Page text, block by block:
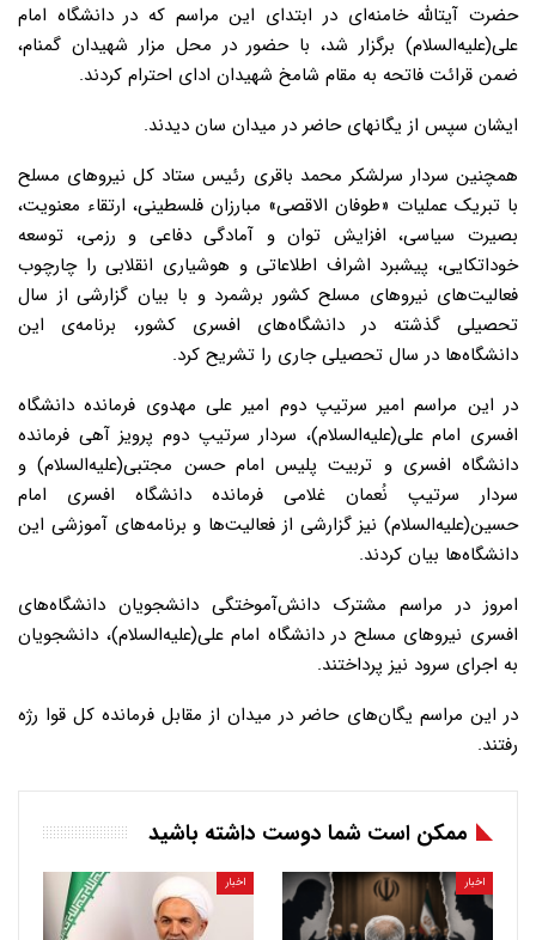
حضرت آیتالله خامنه‌‌ای در ابتدای این مراسم که در دانشگاه امام
علی(علیه‌السلام) برگزار شد، با حضور در محل مزار شهیدان گمنام،
ضمن قرائت فاتحه به مقام شامخ شهیدان ادای احترام کردند.
ایشان سپس از یگانهای حاضر در میدان سان دیدند.
همچنین سردار سرلشکر محمد باقری رئیس ستاد کل نیروهای مسلح
با تبریک عملیات «طوفان الاقصی» مبارزان فلسطینی، ارتقاء معنویت،
بصیرت سیاسی، افزایش توان و آمادگی دفاعی و رزمی، توسعه
خوداتکایی، پیشبرد اشراف اطلاعاتی و هوشیاری انقلابی را چارچوب
فعالیت‌های نیروهای مسلح کشور برشمرد و با بیان گزارشی از سال
تحصیلی گذشته در دانشگاه‌های افسری کشور، برنامه‌ی این
دانشگاه‌ها در سال تحصیلی جاری را تشریح کرد.
در این مراسم امیر سرتیپ دوم امیر علی مهدوی فرمانده دانشگاه
افسری امام علی(علیه‌السلام)، سردار سرتیپ دوم پرویز آهی فرمانده
دانشگاه افسری و تربیت پلیس امام حسن مجتبی(علیه‌السلام) و
سردار سرتیپ نُعمان غلامی فرمانده دانشگاه افسری امام
حسین(علیه‌السلام) نیز گزارشی از فعالیت‌ها و برنامه‌های آموزشی این
دانشگاه‌ها بیان کردند.
امروز در مراسم مشترک دانش‌آموختگی دانشجویان دانشگاه‌های
افسری نیروهای مسلح در دانشگاه امام علی(علیه‌السلام)، دانشجویان
به اجرای سرود نیز پرداختند.
در این مراسم یگان‌های حاضر در میدان از مقابل فرمانده کل قوا رژه
رفتند.
ممکن است شما دوست داشته باشید
اخبار اخبار